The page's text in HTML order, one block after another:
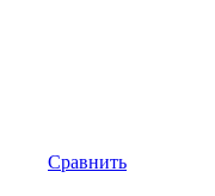
Сравнить